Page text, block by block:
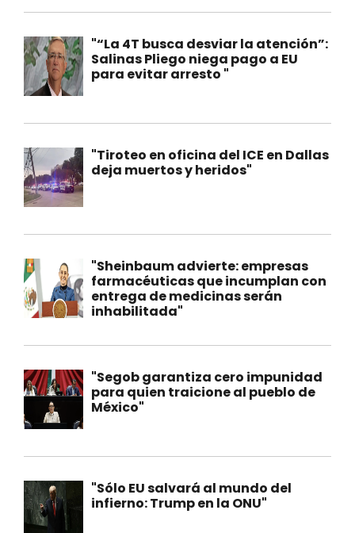
"“La 4T busca desviar la atención”:
Salinas Pliego niega pago a EU
para evitar arresto "
"Tiroteo en oficina del ICE en Dallas
deja muertos y heridos"
"Sheinbaum advierte: empresas
farmacéuticas que incumplan con
entrega de medicinas serán
inhabilitada"
"Segob garantiza cero impunidad
para quien traicione al pueblo de
México"
"Sólo EU salvará al mundo del
infierno: Trump en la ONU"